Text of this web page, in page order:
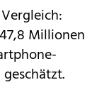
Millionen